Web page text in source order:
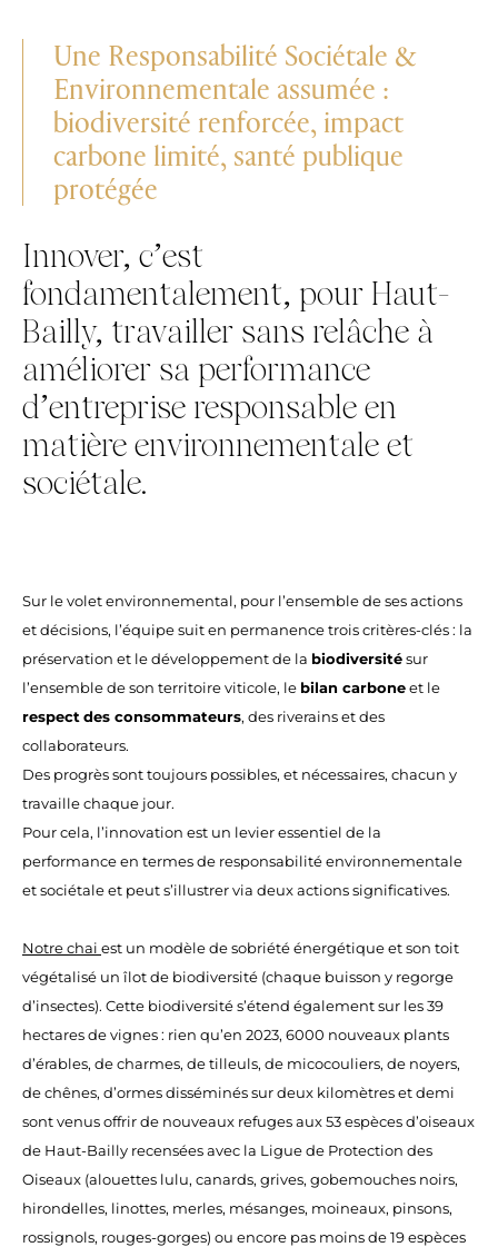
Une Responsabilité Sociétale &
Environnementale assumée :
biodiversité renforcée, impact
carbone limité, santé publique
protégée
Innover, c’est
fondamentalement, pour Haut-
Bailly, travailler sans relâche à
améliorer sa performance
d’entreprise responsable en
matière environnementale et
sociétale.
Sur le volet environnemental, pour l’ensemble de ses actions
et décisions, l’équipe suit en permanence trois critères-clés : la
préservation et le développement de la biodiversitésur
l’ensemble de son territoire viticole, le bilan carboneet le
respect des consommateurs, des riverains et des
collaborateurs.
Des progrès sont toujours possibles, et nécessaires, chacun y
travaille chaque jour.
Pour cela, l’innovation est un levier essentiel de la
performance en termes de responsabilité environnementale
et sociétale et peut s’illustrer via deux actions significatives.
Notre chai est un modèle de sobriété énergétique et son toit
végétalisé un îlot de biodiversité (chaque buisson y regorge
d’insectes). Cette biodiversité s’étend également sur les 39
hectares de vignes : rien qu’en 2023, 6000 nouveaux plants
d’érables, de charmes, de tilleuls, de micocouliers, de noyers,
de chênes, d’ormes disséminés sur deux kilomètres et demi
sont venus offrir de nouveaux refuges aux 53 espèces d’oiseaux
de Haut-Bailly recensées avec la Ligue de Protection des
Oiseaux (alouettes lulu, canards, grives, gobemouches noirs,
hirondelles, linottes, merles, mésanges, moineaux, pinsons,
rossignols, rouges-gorges) ou encore pas moins de 19 espèces